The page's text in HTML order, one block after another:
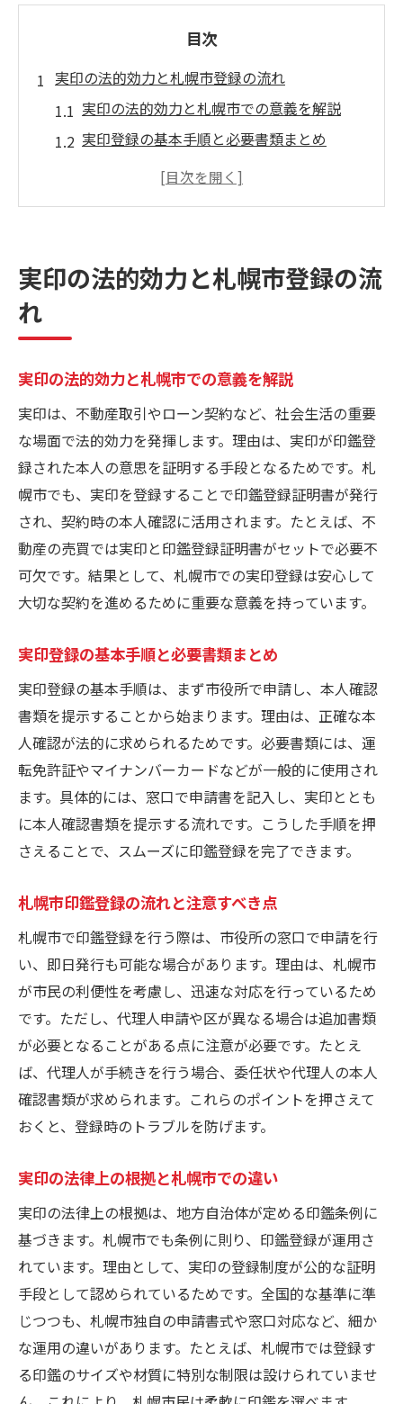
目次
実印の法的効力と札幌市登録の流れ
実印の法的効力と札幌市での意義を解説
実印登録の基本手順と必要書類まとめ
札幌市印鑑登録の流れと注意すべき点
実印登録廃止や札幌市の最新制度も紹介
札幌市で実印登録を考えるなら知りたい基礎知
札幌市で必要な実印と印鑑登録のポイント
実印登録時に確認すべき札幌市の規定
印鑑登録カードの紛失時対応を事前に知る
札幌市での実印登録と土日の手続き事情
実印に関する制限や札幌市の独自規則の解
説
印鑑登録は義務なのか疑問を解説
実印登録は法律上義務か札幌市で確認
札幌市で実印登録の必要性と選択肢とは
実印登録が任意か義務かを詳しく解説
実印を印鑑登録しない場合のリスク
札幌市の実印登録廃止と今後の動向
実印登録で気をつけたい札幌市独自の注意点
札幌市で実印登録時に注意したい独自規定
印鑑登録で違う区に住む場合のポイント
実印登録当日の持ち物や手続きの注意
札幌市の印鑑登録における区ごとの対応
実印サイズや材質の地域ごとの制限確認
札幌市印鑑登録の変更や廃止の手続き解説
実印を押す場面での法律上のポイントまとめ
実印を押す法的根拠と札幌市での効力
契約時に必要な実印と印鑑証明の役割
実印の法律上の効力と民事訴訟法の解説
札幌市で実印を押す際のリスク管理方法
実印と認印の違いと使い分けの重要性
実印の押印ミス時に取るべき対応策
札幌市の印鑑登録における代理人対応の実際
札幌市で実印登録を代理人が行う方法
印鑑登録手続きの代理申請時の注意点
代理人による実印登録の必要書類まとめ
実印登録代理時に確認すべき札幌市の規定
代理人が申請できる場合とできない場合
実印の代理登録でトラブルを防ぐコツ
実印の法的効力と札幌市登録の流
れ
実印の法的効力と札幌市での意義を解説
実印は、不動産取引やローン契約など、社会生活の重要
な場面で法的効力を発揮します。理由は、実印が印鑑登
録された本人の意思を証明する手段となるためです。札
幌市でも、実印を登録することで印鑑登録証明書が発行
され、契約時の本人確認に活用されます。たとえば、不
動産の売買では実印と印鑑登録証明書がセットで必要不
可欠です。結果として、札幌市での実印登録は安心して
大切な契約を進めるために重要な意義を持っています。
実印登録の基本手順と必要書類まとめ
実印登録の基本手順は、まず市役所で申請し、本人確認
書類を提示することから始まります。理由は、正確な本
人確認が法的に求められるためです。必要書類には、運
転免許証やマイナンバーカードなどが一般的に使用され
ます。具体的には、窓口で申請書を記入し、実印ととも
に本人確認書類を提示する流れです。こうした手順を押
さえることで、スムーズに印鑑登録を完了できます。
札幌市印鑑登録の流れと注意すべき点
札幌市で印鑑登録を行う際は、市役所の窓口で申請を行
い、即日発行も可能な場合があります。理由は、札幌市
が市民の利便性を考慮し、迅速な対応を行っているため
です。ただし、代理人申請や区が異なる場合は追加書類
が必要となることがある点に注意が必要です。たとえ
ば、代理人が手続きを行う場合、委任状や代理人の本人
確認書類が求められます。これらのポイントを押さえて
おくと、登録時のトラブルを防げます。
実印の法律上の根拠と札幌市での違い
実印の法律上の根拠は、地方自治体が定める印鑑条例に
基づきます。札幌市でも条例に則り、印鑑登録が運用さ
れています。理由として、実印の登録制度が公的な証明
手段として認められているためです。全国的な基準に準
じつつも、札幌市独自の申請書式や窓口対応など、細か
な運用の違いがあります。たとえば、札幌市では登録す
る印鑑のサイズや材質に特別な制限は設けられていませ